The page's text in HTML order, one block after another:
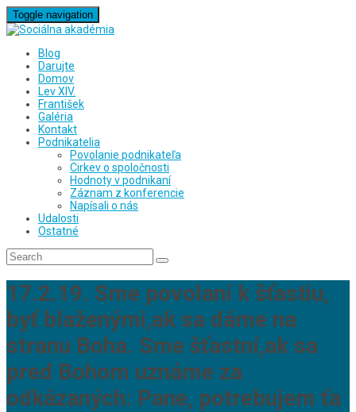
Toggle navigation
Blog
Darujte
Domov
Lev XIV.
František
Galéria
Kontakt
Podnikatelia
Povolanie podnikateľa
Cirkev o spoločnosti
Hodnoty v podnikaní
Záznam z konferencie
Napísali o nás
Udalosti
Ostatné
17.2.19. Sme povolaní k šťastiu,
byť blaženými,ak sa dáme na
stranu Boha. Sme šťastní,ak sa
pred Bohom uznáme za
odkázaných: Pane, potrebujem ťa